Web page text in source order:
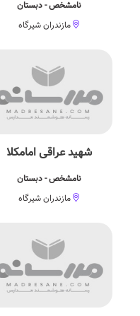
نامشخص - دبستان
مازندران شیرگاه
شهید عراقی امامکلا
نامشخص - دبستان
مازندران شیرگاه